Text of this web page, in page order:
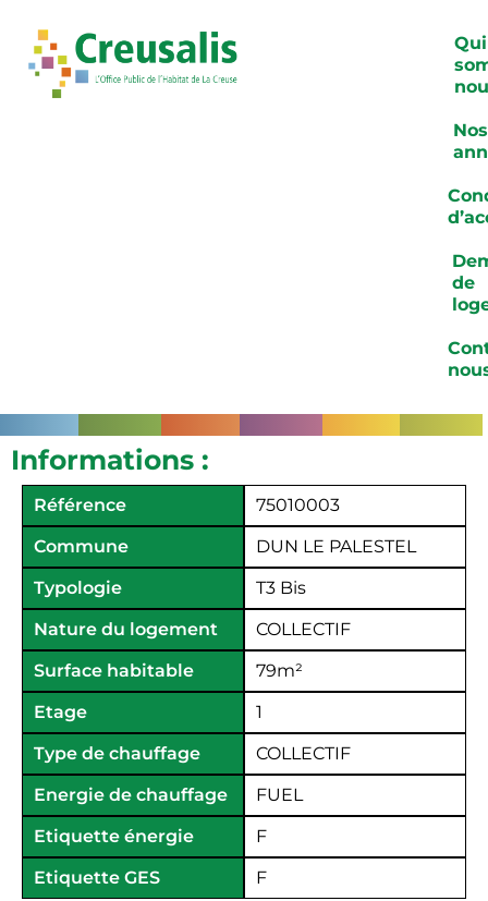
Qui
Nos
de
Informations :
Référence
75010003
Commune
DUN LE PALESTEL
Typologie
T3 Bis
Nature du logement
COLLECTIF
Surface habitable
79m²
Etage
1
Type de chauffage
COLLECTIF
Energie de chauffage
FUEL
Etiquette énergie
F
Etiquette GES
F